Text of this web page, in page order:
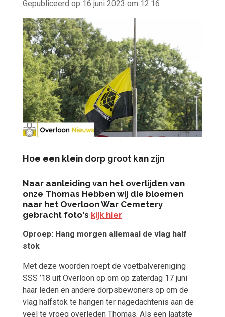
Gepubliceerd op 16 juni 2023 om 12:16
Hoe een klein dorp groot kan zijn
Naar aanleiding van het overlijden van
onze Thomas Hebben wij die bloemen
naar het Overloon War Cemetery
gebracht foto's kijk hier
Oproep: Hang morgen allemaal de vlag half
stok
Met deze woorden roept de voetbalvereniging
SSS ’18 uit Overloon op om op zaterdag 17 juni
haar leden en andere dorpsbewoners op om de
vlag halfstok te hangen ter nagedachtenis aan de
veel te vroeg overleden Thomas. Als een laatste